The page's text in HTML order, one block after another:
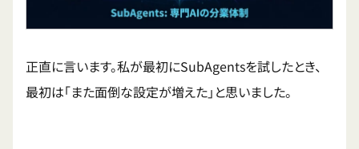
正直に言います。私が最初にSubAgentsを試したとき、
最初は「また面倒な設定が増えた」と思いました。